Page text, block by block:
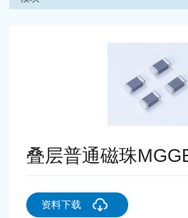
叠层普通磁珠
资料下载